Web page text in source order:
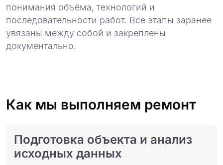
понимания объёма, технологий и
последовательности работ. Все этапы заранее
увязаны между собой и закреплены
документально.
Как мы выполняем ремонт
Подготовка объекта и анализ
исходных данных